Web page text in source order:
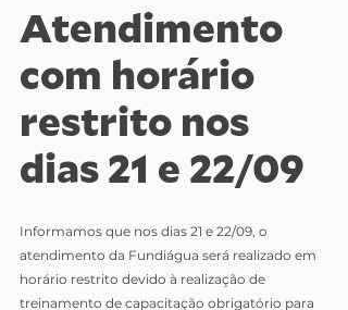
Atendimento
com horário
restrito nos
dias 21 e 22/09
Informamos que nos dias 21 e 22/09, o
atendimento da Fundiágua será realizado em
horário restrito devido à realização de
treinamento de capacitação obrigatório para